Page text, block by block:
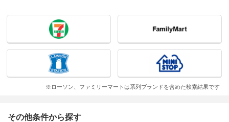
※ローソン、ファミリーマートは系列ブランドを含めた検索結果です
その他条件から探す